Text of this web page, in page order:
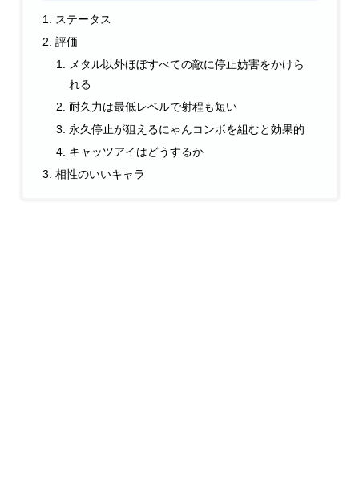
ステータス
評価
メタル以外ほぼすべての敵に停止妨害をかけら
れる
耐久力は最低レベルで射程も短い
永久停止が狙えるにゃんコンボを組むと効果的
キャッツアイはどうするか
相性のいいキャラ